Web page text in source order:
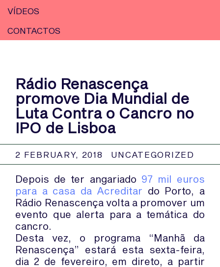
VÍDEOS
CONTACTOS
Rádio Renascença
promove Dia Mundial de
Luta Contra o Cancro no
IPO de Lisboa
2 FEBRUARY, 2018 UNCATEGORIZED
Depois de ter angariado 97 mil euros
para a casa da Acreditar do Porto, a
Rádio Renascença volta a promover um
evento que alerta para a temática do
cancro.
Desta vez, o programa “Manhã da
Renascença” estará esta sexta-feira,
dia 2 de fevereiro, em direto, a partir